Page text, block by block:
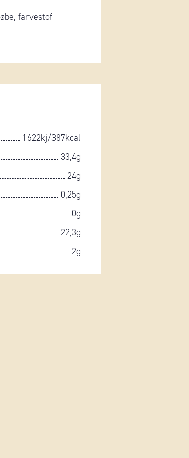
farvestof
1622kj/387kcal
33,4g
24g
0,25g
0g
22,3g
2g